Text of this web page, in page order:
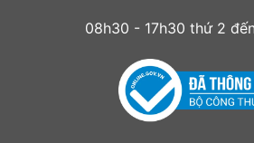
08h30 - 17h30 thứ 2